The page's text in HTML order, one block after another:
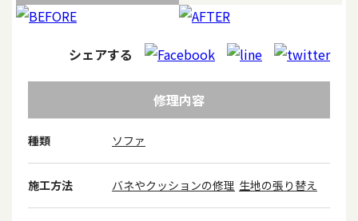
シェアする
修理内容
種類 ソファ
施工方法 バネやクッションの修理 生地の張り替え